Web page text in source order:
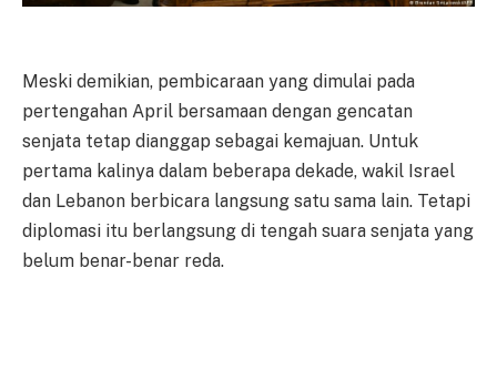
Meski demikian, pembicaraan yang dimulai pada
pertengahan April bersamaan dengan gencatan
senjata tetap dianggap sebagai kemajuan. Untuk
pertama kalinya dalam beberapa dekade, wakil Israel
dan Lebanon berbicara langsung satu sama lain. Tetapi
diplomasi itu berlangsung di tengah suara senjata yang
belum benar-benar reda.